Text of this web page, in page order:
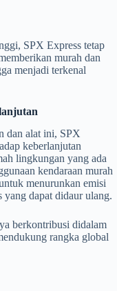
SPX Express tetap
murah dan
menjadi terkenal
dan alat ini, SPX
keberlanjutan
lingkungan yang ada
kendaraan murah
menurunkan emisi
yang dapat didaur ulang.
berkontribusi didalam
rangka global